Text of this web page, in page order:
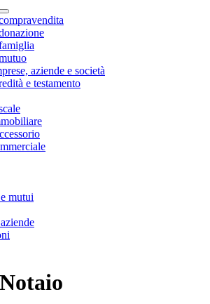
Visualizza menù di secondo livello
aziende e società
e testamento
menù di secondo livello
menù di secondo livello
mutui